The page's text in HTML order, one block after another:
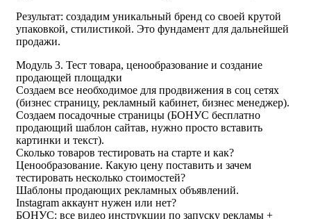
Результат: создадим уникальный бренд со своей крутой
упаковкой, стилистикой. Это фундамент для дальнейшей
продажи.
Модуль 3. Тест товара, ценообразование и создание
продающей площадки
Создаем все необходимое для продвижения в соц сетях
(бизнес страницу, рекламный кабинет, бизнес менеджер).
Создаем посадочные страницы (БОНУС бесплатно
продающий шаблон сайтав, нужно просто вставить
картинки и текст).
Сколько товаров тестировать на старте и как?
Ценообразование. Какую цену поставить и зачем
тестировать несколько стоимостей?
Шаблоны продающих рекламных объявлений.
Instagram аккаунт нужен или нет?
БОНУС: все видео инструкции по запуску рекламы +